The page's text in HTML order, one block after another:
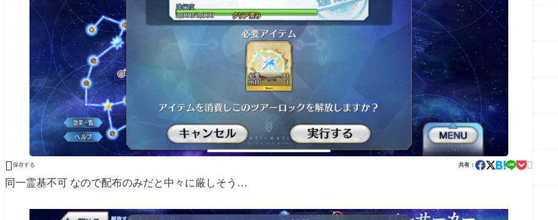
 保存する 共有：

同一霊基不可 なので配布のみだと中々に厳しそう…